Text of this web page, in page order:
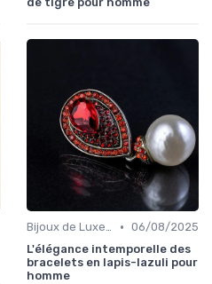
Bijoux de Luxe pour Hommes • 06/08/2025
L'élégance intemporelle des
bracelets en lapis-lazuli pour
homme